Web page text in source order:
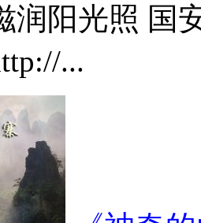
润阳光照 国
...